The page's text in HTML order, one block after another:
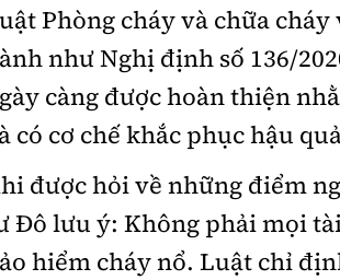
Phòng cháy và chữa
như Nghị định số 136/
càng được hoàn thiện
có cơ chế khắc phục hậu
được hỏi về những điểm
Đô lưu ý: Không phải mọi
hiểm cháy nổ. Luật chỉ